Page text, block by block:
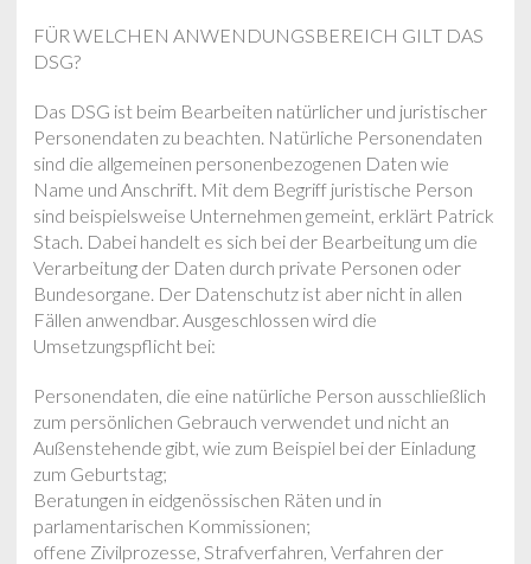
FÜR WELCHEN ANWENDUNGSBEREICH GILT DAS
DSG?
Das DSG ist beim Bearbeiten natürlicher und juristischer
Personendaten zu beachten. Natürliche Personendaten
sind die allgemeinen personenbezogenen Daten wie
Name und Anschrift. Mit dem Begriff juristische Person
sind beispielsweise Unternehmen gemeint, erklärt Patrick
Stach. Dabei handelt es sich bei der Bearbeitung um die
Verarbeitung der Daten durch private Personen oder
Bundesorgane. Der Datenschutz ist aber nicht in allen
Fällen anwendbar. Ausgeschlossen wird die
Umsetzungspflicht bei:
Personendaten, die eine natürliche Person ausschließlich
zum persönlichen Gebrauch verwendet und nicht an
Außenstehende gibt, wie zum Beispiel bei der Einladung
zum Geburtstag;
Beratungen in eidgenössischen Räten und in
parlamentarischen Kommissionen;
offene Zivilprozesse, Strafverfahren, Verfahren der